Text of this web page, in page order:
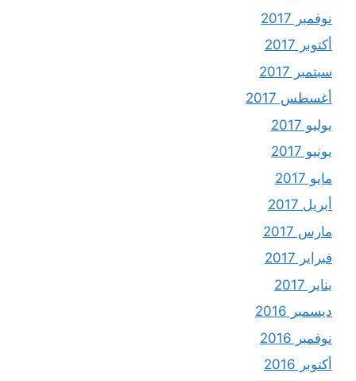
نوفمبر 2017
أكتوبر 2017
سبتمبر 2017
أغسطس 2017
يوليو 2017
يونيو 2017
مايو 2017
أبريل 2017
مارس 2017
فبراير 2017
يناير 2017
ديسمبر 2016
نوفمبر 2016
أكتوبر 2016